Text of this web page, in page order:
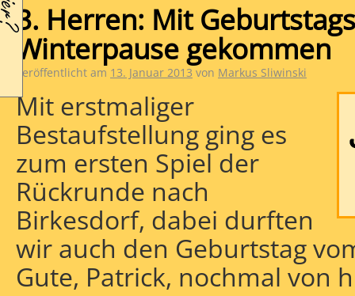
3. Herren: Mit
Winterpause gekommen
Veröffentlicht am 13. Januar 2013 von Markus Sliwinski
Mit erstmaliger
Bestaufstellung ging es
zum ersten Spiel der
Rückrunde nach
Birkesdorf, dabei durften
wir auch den Geburtstag
Gute, Patrick, nochmal von